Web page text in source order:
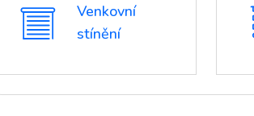
Venkovní
stínění